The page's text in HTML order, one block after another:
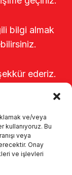
ve/veya
kullanıyoruz. Bu
veya
Onay
ve işlevleri
bilgi almak
ederiz.